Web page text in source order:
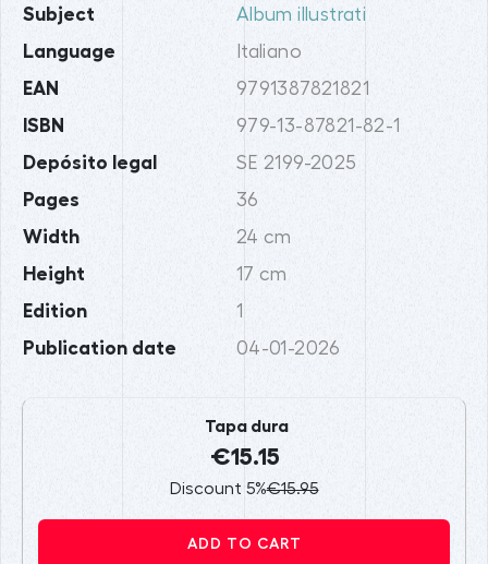
Subject Album illustrati
Language Italiano
EAN 9791387821821
ISBN 979-13-87821-82-1
Depósito legal SE 2199-2025
Pages 36
Width 24 cm
Height 17 cm
Edition 1
Publication date 04-01-2026
Tapa dura
€15.15
Discount 5%€15.95
ADD TO CART